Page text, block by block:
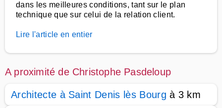
dans les meilleures conditions, tant sur le plan
technique que sur celui de la relation client.
Lire l'article en entier
A proximité de Christophe Pasdeloup
Architecte à Saint Denis lès Bourg à 3 km